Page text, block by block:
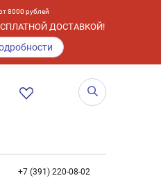
8000 рублей
ДОСТАВКОЙ!
+7 (391) 220-08-02